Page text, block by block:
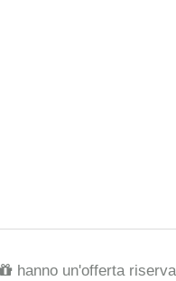
hanno un'offerta